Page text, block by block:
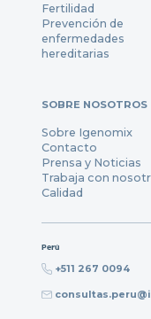
Fertilidad
Prevención de
enfermedades
hereditarias
SOBRE NOSOTROS
Sobre Igenomix
Contacto
Prensa y Noticias
Trabaja con
Calidad
Perú
+511 267 0094